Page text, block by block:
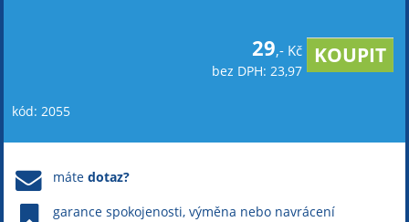
29,- Kč
bez DPH: 23,97
kód: 2055
mátedotaz?
garance spokojenosti, výměna nebo navrácení